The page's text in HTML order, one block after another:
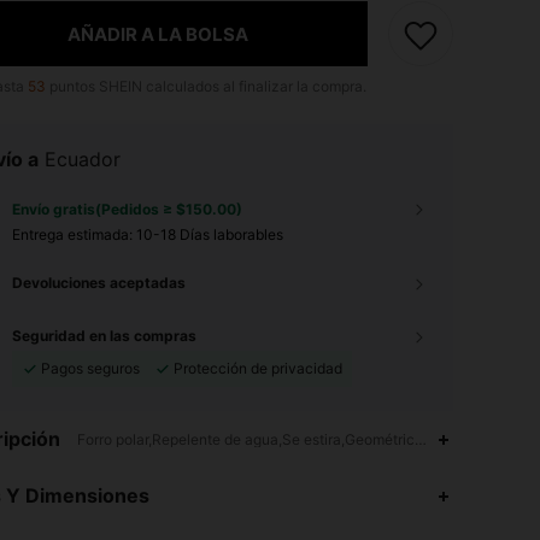
AÑADIR A LA BOLSA
53
a Ecuador
Envío gratis(Pedidos ≥ $150.00)
Entrega estimada: 10-18 Días laborables
Devoluciones aceptadas
Seguridad en las compras
Pagos seguros
Protección de privacidad
Forro polar,Repelente de agua,Se estira,Geométrico,Estampado en
Y Dimensiones
4.95